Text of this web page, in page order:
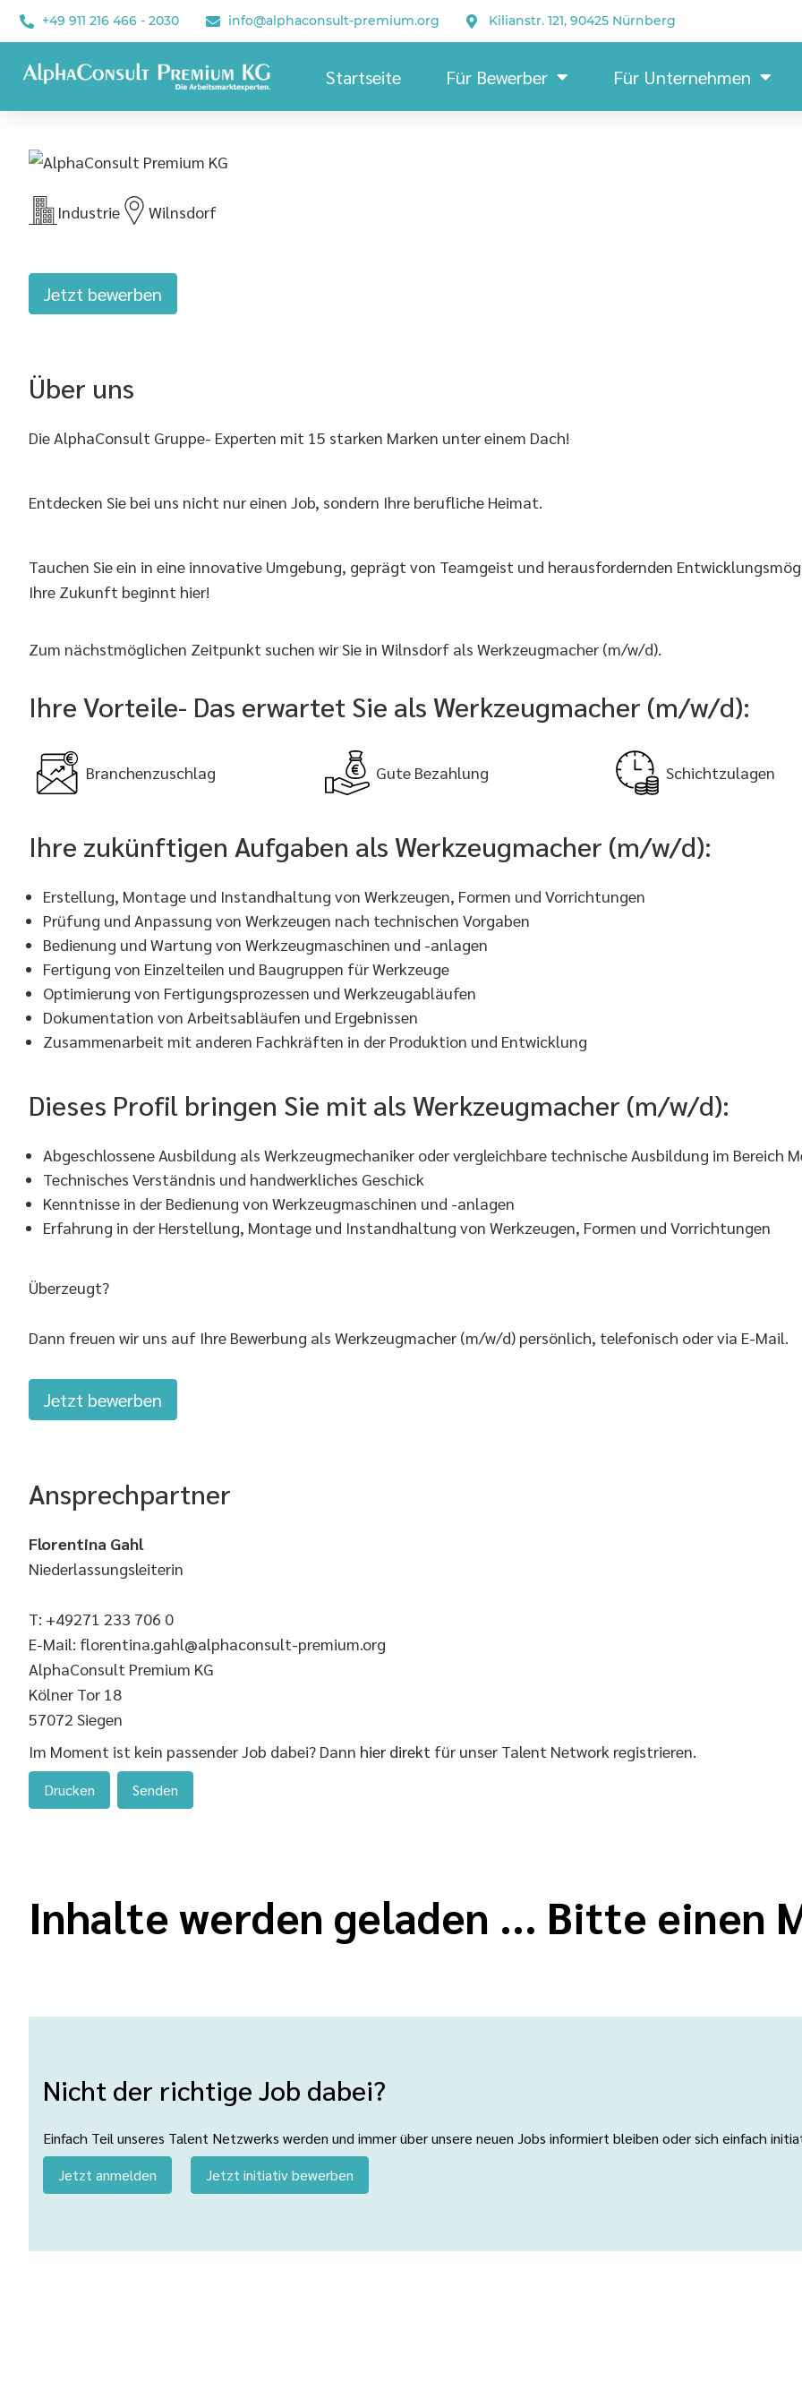
+49 911 216 466 - 2030 info@alphaconsult-premium.org Kilianstr. 121, 90425 Nürnberg
Startseite Für Bewerber Für Unternehmen
Industrie Wilnsdorf
Jetzt bewerben
Über uns
Die AlphaConsult Gruppe- Experten mit 15 starken Marken unter einem Dach!
Entdecken Sie bei uns nicht nur einen Job, sondern Ihre berufliche Heimat.
Tauchen Sie ein in eine innovative Umgebung, geprägt von Teamgeist und herausfordernden
Ihre Zukunft beginnt hier!
Zum nächstmöglichen Zeitpunkt suchen wir Sie in Wilnsdorf als Werkzeugmacher (m/w/d).
Ihre Vorteile- Das erwartet Sie als Werkzeugmacher (m/w/d):
Branchenzuschlag Gute Bezahlung Schichtzulagen
Ihre zukünftigen Aufgaben als Werkzeugmacher (m/w/d):
Erstellung, Montage und Instandhaltung von Werkzeugen, Formen und Vorrichtungen
Prüfung und Anpassung von Werkzeugen nach technischen Vorgaben
Bedienung und Wartung von Werkzeugmaschinen und -anlagen
Fertigung von Einzelteilen und Baugruppen für Werkzeuge
Optimierung von Fertigungsprozessen und Werkzeugabläufen
Dokumentation von Arbeitsabläufen und Ergebnissen
Zusammenarbeit mit anderen Fachkräften in der Produktion und Entwicklung
Dieses Profil bringen Sie mit als Werkzeugmacher (m/w/d):
Abgeschlossene Ausbildung als Werkzeugmechaniker oder vergleichbare technische Ausbildung im Bereich
Technisches Verständnis und handwerkliches Geschick
Kenntnisse in der Bedienung von Werkzeugmaschinen und -anlagen
Erfahrung in der Herstellung, Montage und Instandhaltung von Werkzeugen, Formen und Vorrichtungen
Überzeugt?
Dann freuen wir uns auf Ihre Bewerbung als Werkzeugmacher (m/w/d) persönlich, telefonisch oder via E-Mail.
Jetzt bewerben
Ansprechpartner
Florentina Gahl
Niederlassungsleiterin
T: +49271 233 706 0
E-Mail: florentina.gahl@alphaconsult-premium.org
AlphaConsult Premium KG
Kölner Tor 18
57072 Siegen
Im Moment ist kein passender Job dabei? Dann hier direkt für unser Talent Network registrieren.
Drucken Senden
Inhalte werden geladen ... Bitte einen
Nicht der richtige Job dabei?
Einfach Teil unseres Talent Netzwerks werden und immer über unsere neuen Jobs informiert bleiben oder sich einfach
Jetzt anmelden
Jetzt initiativ bewerben